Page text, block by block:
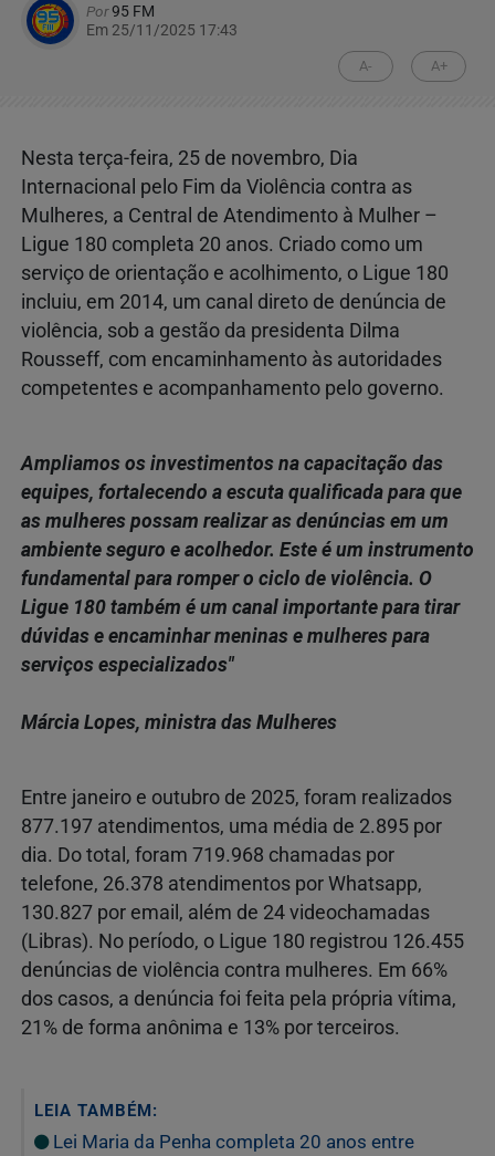
Por95 FM
Em 25/11/2025 17:43
A- A+
Nesta terça-feira, 25 de novembro, Dia
Internacional pelo Fim da Violência contra as
Mulheres, a Central de Atendimento à Mulher –
Ligue 180 completa 20 anos. Criado como um
serviço de orientação e acolhimento, o Ligue 180
incluiu, em 2014, um canal direto de denúncia de
violência, sob a gestão da presidenta Dilma
Rousseff, com encaminhamento às autoridades
competentes e acompanhamento pelo governo.
Ampliamos os investimentos na capacitação das
equipes, fortalecendo a escuta qualificada para que
as mulheres possam realizar as denúncias em um
ambiente seguro e acolhedor. Este é um instrumento
fundamental para romper o ciclo de violência. O
Ligue 180 também é um canal importante para tirar
dúvidas e encaminhar meninas e mulheres para
serviços especializados"
Márcia Lopes, ministra das Mulheres
Entre janeiro e outubro de 2025, foram realizados
877.197 atendimentos, uma média de 2.895 por
dia. Do total, foram 719.968 chamadas por
telefone, 26.378 atendimentos por Whatsapp,
130.827 por email, além de 24 videochamadas
(Libras). No período, o Ligue 180 registrou 126.455
denúncias de violência contra mulheres. Em 66%
dos casos, a denúncia foi feita pela própria vítima,
21% de forma anônima e 13% por terceiros.
LEIA TAMBÉM:
Lei Maria da Penha completa 20 anos entre